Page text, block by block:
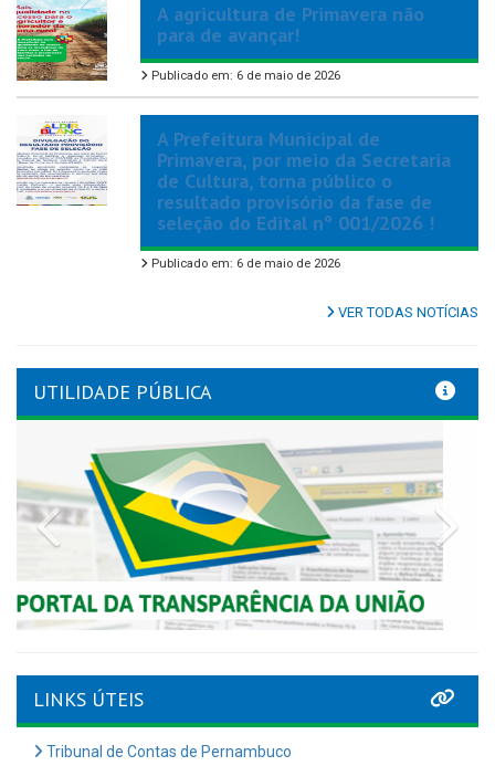
A agricultura de Primavera não
para de avançar!
Publicado em: 6 de maio de 2026
A Prefeitura Municipal de
Primavera, por meio da Secretaria
de Cultura, torna público o
resultado provisório da fase de
seleção do Edital nº 001/2026 !
Publicado em: 6 de maio de 2026
VER TODAS NOTÍCIAS
UTILIDADE PÚBLICA
Previous
LINKS ÚTEIS
Tribunal de Contas de Pernambuco